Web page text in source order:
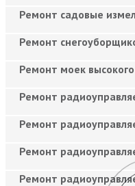
Ремонт садовые
Ремонт
Ремонт моек
Ремонт
Ремонт
Ремонт
Ремонт